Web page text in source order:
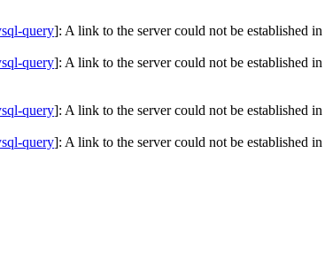
query]: A link to the server could not be established in
query]: A link to the server could not be established in
query]: A link to the server could not be established in
query]: A link to the server could not be established in